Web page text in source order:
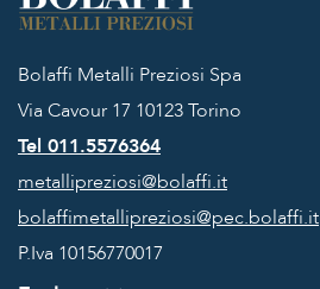
Bolaffi Metalli Preziosi Spa
Via Cavour 17 10123 Torino
Tel 011.5576364
metallipreziosi@bolaffi.it
bolaffimetallipreziosi@pec.bolaffi.it
P.Iva 10156770017